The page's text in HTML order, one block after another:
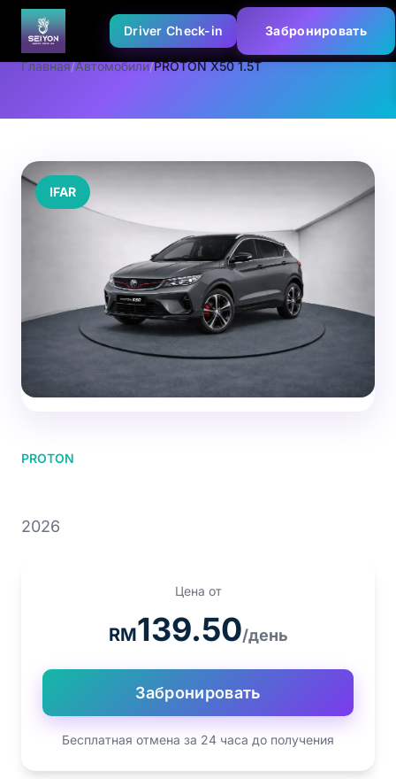
Driver Check-in Забронировать
Главная/Автомобили/PROTON X50 1.5T
IFAR
PROTON
2026
Цена от
RM139.50/день
Забронировать
Бесплатная отмена за 24 часа до получения